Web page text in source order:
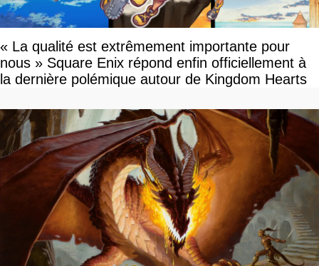
« La qualité est extrêmement importante pour
nous » Square Enix répond enfin officiellement à
la dernière polémique autour de Kingdom Hearts